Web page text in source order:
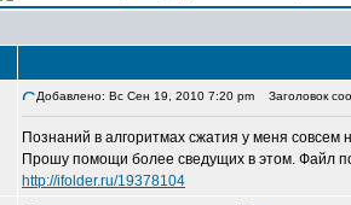
Добавлено: Вс Сен 19, 2010 7:20 pm Заголовок
Познаний в алгоритмах сжатия у меня совсем
Прошу помощи более сведущих в этом. Файл
http://ifolder.ru/19378104